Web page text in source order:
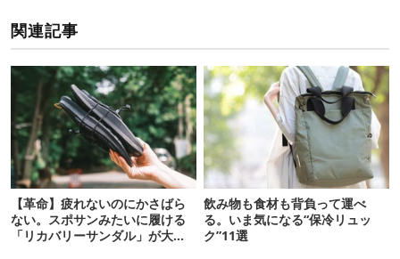
関連記事
【革命】疲れないのにかさばら
ない。スポサンみたいに履ける
「リカバリーサンダル」が大本
飲み物も食材も背負って運べ
る。いま気になる“保冷リュッ
ク”11選